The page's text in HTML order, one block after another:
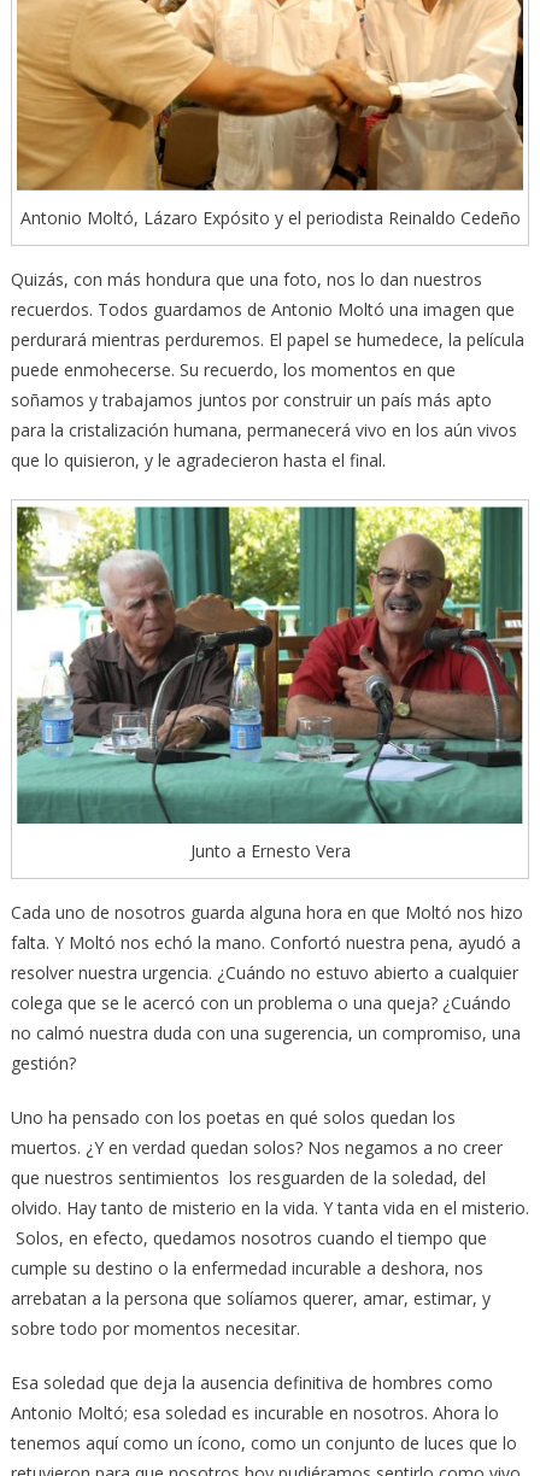
Antonio Moltó, Lázaro Expósito y el periodista Reinaldo Cedeño
Quizás, con más hondura que una foto, nos lo dan nuestros
recuerdos. Todos guardamos de Antonio Moltó una imagen que
perdurará mientras perduremos. El papel se humedece, la película
puede enmohecerse. Su recuerdo, los momentos en que
soñamos y trabajamos juntos por construir un país más apto
para la cristalización humana, permanecerá vivo en los aún vivos
que lo quisieron, y le agradecieron hasta el final.
Junto a Ernesto Vera
Cada uno de nosotros guarda alguna hora en que Moltó nos hizo
falta. Y Moltó nos echó la mano. Confortó nuestra pena, ayudó a
resolver nuestra urgencia. ¿Cuándo no estuvo abierto a cualquier
colega que se le acercó con un problema o una queja? ¿Cuándo
no calmó nuestra duda con una sugerencia, un compromiso, una
gestión?
Uno ha pensado con los poetas en qué solos quedan los
muertos. ¿Y en verdad quedan solos? Nos negamos a no creer
que nuestros sentimientos los resguarden de la soledad, del
olvido. Hay tanto de misterio en la vida. Y tanta vida en el misterio.
Solos, en efecto, quedamos nosotros cuando el tiempo que
cumple su destino o la enfermedad incurable a deshora, nos
arrebatan a la persona que solíamos querer, amar, estimar, y
sobre todo por momentos necesitar.
Esa soledad que deja la ausencia definitiva de hombres como
Antonio Moltó; esa soledad es incurable en nosotros. Ahora lo
tenemos aquí como un ícono, como un conjunto de luces que lo